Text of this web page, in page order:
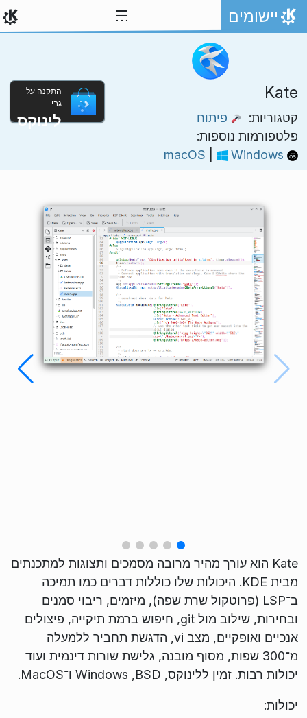
דילוג לתוכן
אתר הבית
יישומים
Kate
קטגוריות:
פיתוח
פלטפורמות נוספות:
Windows
התקנה על
גבי
לינוקס
Kate הוא עורך מהיר מרובה מסמכים ותצוגות למתכנתים
מבית KDE. היכולות שלו כוללות דברים כמו תמיכה
ב־LSP (פרוטקול שרת שפה), מיזמים, ריבוי סמנים
ובחירות, שילוב מול git, חיפוש ברמת תיקייה, פיצולים
אנכיים ואופקיים, מצב vi, הדגשת תחביר ללמעלה
מ־300 שפות, מסוף מובנה, גלישת שורות דינמית ועוד
יכולות רבות. זמין ללינוקס, BSD,‏ Windows ו־MacOS.
יכולות: